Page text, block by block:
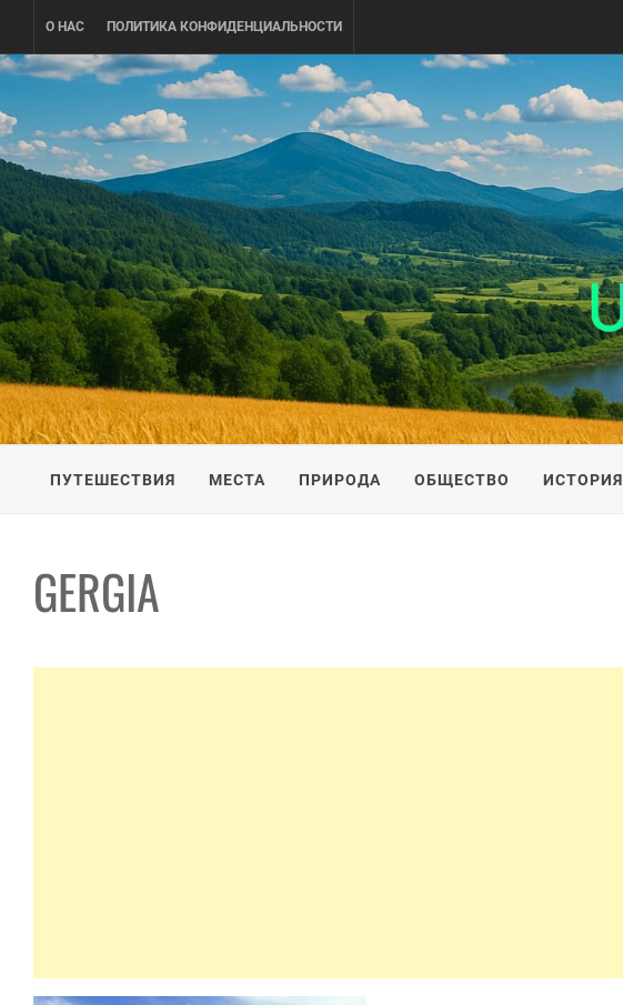
content
О НАС ПОЛИТИКА КОНФИДЕНЦИАЛЬНОСТИ
UKRAINE-IS
ПУТЕШЕСТВИЕ ПО УКРАИНЕ
ПУТЕШЕСТВИЯ МЕСТА ПРИРОДА ОБЩЕСТВО ИСТОРИЯ
GERGIA